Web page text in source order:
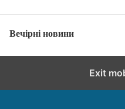
Вечірні новини
Exit